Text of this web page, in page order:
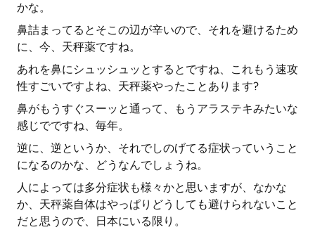
かな。
鼻詰まってるとそこの辺が辛いので、それを避けるため
に、今、天秤薬ですね。
あれを鼻にシュッシュッとするとですね、これもう速攻
性すごいですよね、天秤薬やったことあります?
鼻がもうすぐスーッと通って、もうアラステキみたいな
感じでですね、毎年。
逆に、逆というか、それでしのげてる症状っていうこと
になるのかな、どうなんでしょうね。
人によっては多分症状も様々かと思いますが、なかな
か、天秤薬自体はやっぱりどうしても避けられないこと
だと思うので、日本にいる限り。